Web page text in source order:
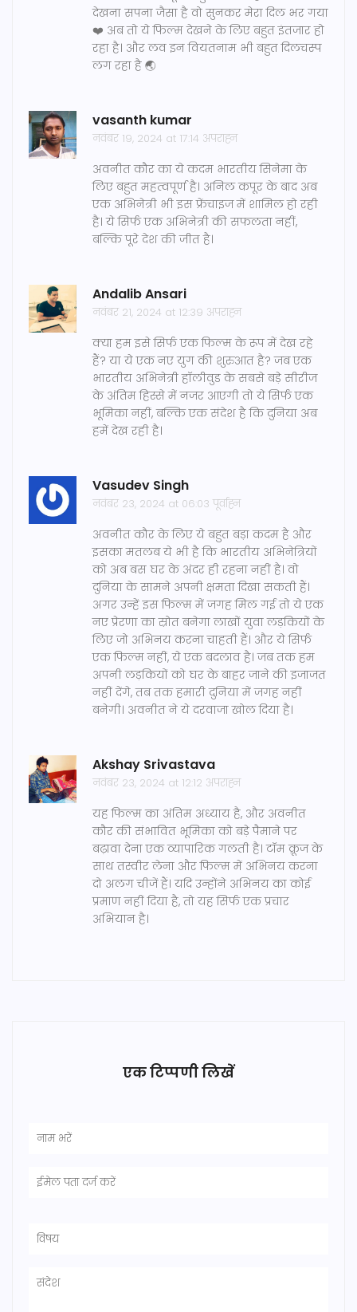
देखना सपना जैसा है वो सुनकर मेरा दिल भर गया
❤️ अब तो ये फिल्म देखने के लिए बहुत इंतजार हो
रहा है। और लव इन वियतनाम भी बहुत दिलचस्प
लग रहा है 🌏
vasanth kumar
नवंबर 19, 2024 at 17:14 अपराह्न
अवनीत कौर का ये कदम भारतीय सिनेमा के
लिए बहुत महत्वपूर्ण है। अनिल कपूर के बाद अब
एक अभिनेत्री भी इस फ्रेंचाइज में शामिल हो रही
है। ये सिर्फ एक अभिनेत्री की सफलता नहीं,
बल्कि पूरे देश की जीत है।
Andalib Ansari
नवंबर 21, 2024 at 12:39 अपराह्न
क्या हम इसे सिर्फ एक फिल्म के रूप में देख रहे
हैं? या ये एक नए युग की शुरुआत है? जब एक
भारतीय अभिनेत्री हॉलीवुड के सबसे बड़े सीरीज
के अंतिम हिस्से में नजर आएगी तो ये सिर्फ एक
भूमिका नहीं, बल्कि एक संदेश है कि दुनिया अब
हमें देख रही है।
Vasudev Singh
नवंबर 23, 2024 at 06:03 पूर्वाह्न
अवनीत कौर के लिए ये बहुत बड़ा कदम है और
इसका मतलब ये भी है कि भारतीय अभिनेत्रियों
को अब बस घर के अंदर ही रहना नहीं है। वो
दुनिया के सामने अपनी क्षमता दिखा सकती हैं।
अगर उन्हें इस फिल्म में जगह मिल गई तो ये एक
नए प्रेरणा का स्रोत बनेगा लाखों युवा लड़कियों के
लिए जो अभिनय करना चाहती हैं। और ये सिर्फ
एक फिल्म नहीं, ये एक बदलाव है। जब तक हम
अपनी लड़कियों को घर के बाहर जाने की इजाजत
नहीं देंगे, तब तक हमारी दुनिया में जगह नहीं
बनेगी। अवनीत ने ये दरवाजा खोल दिया है।
Akshay Srivastava
नवंबर 23, 2024 at 12:12 अपराह्न
यह फिल्म का अंतिम अध्याय है, और अवनीत
कौर की संभावित भूमिका को बड़े पैमाने पर
बढ़ावा देना एक व्यापारिक गलती है। टॉम क्रूज के
साथ तस्वीर लेना और फिल्म में अभिनय करना
दो अलग चीजें हैं। यदि उन्होंने अभिनय का कोई
प्रमाण नहीं दिया है, तो यह सिर्फ एक प्रचार
अभियान है।
एक टिप्पणी लिखें